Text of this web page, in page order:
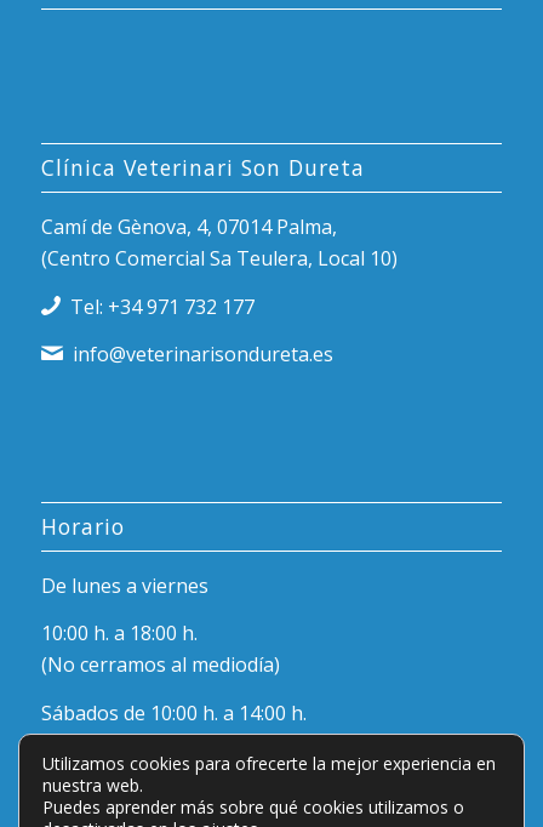
Clínica Veterinari Son Dureta
Camí de Gènova, 4, 07014 Palma,
(Centro Comercial Sa Teulera, Local 10)
Tel: +34 971 732 177
info@veterinarisondureta.es
Horario
De lunes a viernes
10:00 h. a 18:00 h.
(No cerramos al mediodía)
Sábados de 10:00 h. a 14:00 h.
Utilizamos cookies para ofrecerte la mejor experiencia en
nuestra web.
Puedes aprender más sobre qué cookies utilizamos o